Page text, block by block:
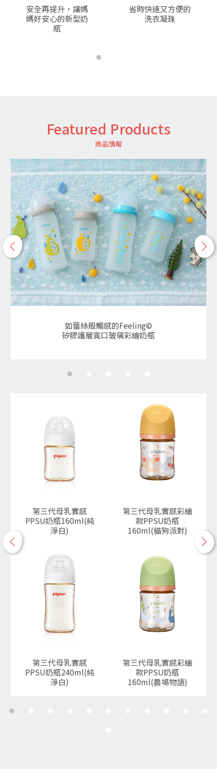
安全再提升，讓媽
媽好安心的新型奶
瓶
省時快速又方便的
洗衣凝珠
Featured Products
商品情報
如蕾絲般觸感的Feeling©
矽膠護層寬口玻璃彩繪奶瓶
p
r
e
v
n
e
x
t
第三代母乳實感
PPSU奶瓶160ml(純
淨白)
第三代母乳實感
PPSU奶瓶240ml(純
淨白)
第三代母乳實感彩繪
款PPSU奶瓶
160ml(貓狗派對)
第三代母乳實感彩繪
款PPSU奶瓶
160ml(農場物語)
p
n